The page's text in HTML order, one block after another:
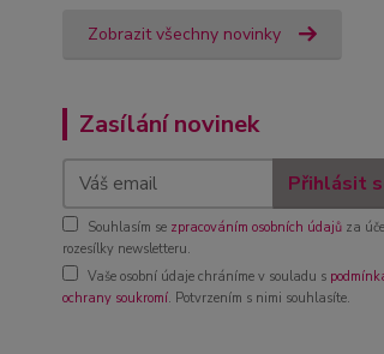
Zobrazit všechny novinky
Zasílání novinek
Přihlásit
Souhlasím se zpracováním osobních údajů za
rozesílky newsletteru.
Vaše osobní údaje chráníme v souladu s
ochrany soukromí. Potvrzením s nimi souhlasíte.